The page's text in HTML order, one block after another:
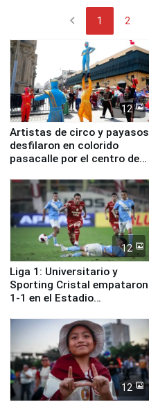
chevron_left 1 2
12
Artistas de circo y payasos
desfilaron en colorido
pasacalle por el centro de
12
Liga 1: Universitario y
Sporting Cristal empataron
1-1 en el Estadio
12